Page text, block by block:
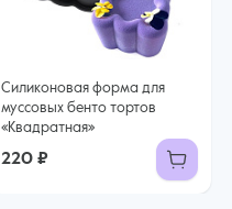
Силиконовая форма для
муссовых бенто тортов
«Квадратная»
220 ₽